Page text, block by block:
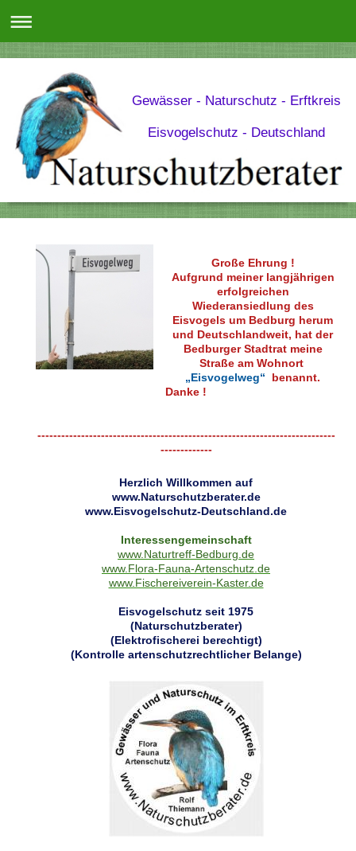
Gewässer - Naturschutz - Erftkreis
Eisvogelschutz - Deutschland
Große Ehrung !
Aufgrund meiner langjährigen
erfolgreichen
Wiederansiedlung des
Eisvogels um Bedburg herum
und Deutschlandweit, hat der
Bedburger Stadtrat meine
Straße am Wohnort
„Eisvogelweg“
benannt.
Danke !
---------------------------------------------------------------------------
-------------
Herzlich Willkommen auf
www.Naturschutzberater.de
www.Eisvogelschutz-Deutschland.de
Interessengemeinschaft
www.Naturtreff-Bedburg.de
www.Flora-Fauna-Artenschutz.de
www.Fischereiverein-Kaster.de
Eisvogelschutz seit 1975
(Naturschutzberater)
(Elektrofischerei berechtigt)
(Kontrolle artenschutzrechtlicher Belange)